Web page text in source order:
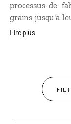
processus de
grains jusqu'à
une tasse de
Lire plus